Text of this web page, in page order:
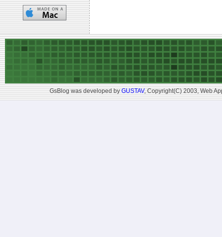
GsBlog was developed byGUSTAV, Copyright(C) 2003, Web